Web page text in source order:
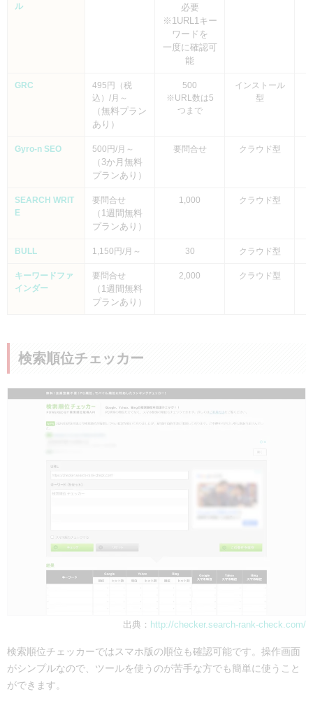
ル
必要
※1URL1キー
ワードを
一度に確認可
能
GRC
495円（税
込）/月～
（無料プラン
あり）
500
※URL数は5
つまで
インストール
型
Gyro-n SEO 500円/月～
（3か月無料
プランあり）
要問合せ クラウド型
SEARCH WRIT
E
要問合せ
（1週間無料
プランあり）
1,000 クラウド型
BULL 1,150円/月～ 30 クラウド型
キーワードファ
インダー
要問合せ
（1週間無料
プランあり）
2,000 クラウド型
検索順位チェッカー
出典： http://checker.search-rank-check.com/
検索順位チェッカーではスマホ版の順位も確認可能です。操作画面
がシンプルなので、ツールを使うのが苦手な方でも簡単に使うこと
ができます。